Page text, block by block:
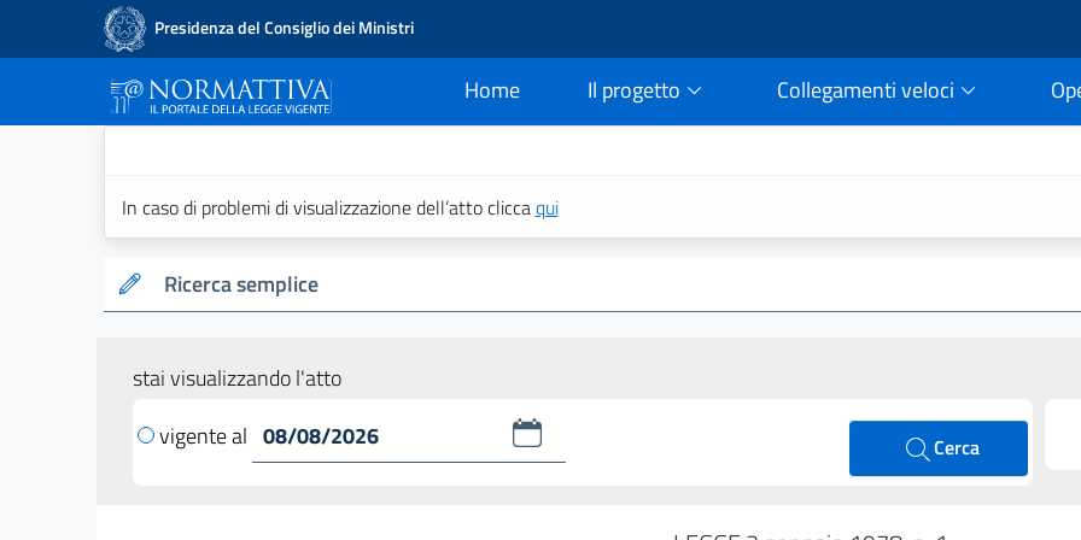
Presidenza del Consiglio dei Ministri
Home
current Il progetto Collegamenti veloci
In caso di problemi di visualizzazione dell’atto cliccaqui
Ricerca semplice
stai visualizzando l'atto
vigente al
Cerca